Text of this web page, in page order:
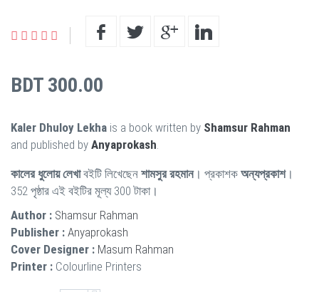
BDT 300.00
Kaler Dhuloy Lekha is a book written by Shamsur Rahman
and published by Anyaprokash
কালের ধুলোয় লেখাবইটি লিখেছেন শামসুর রহমান। প্রকাশক অন্যপ্রকাশ।
352 পৃষ্ঠার এই বইটির মূল্য 300 টাকা।
Author : Shamsur Rahman
Publisher : Anyaprokash
Cover Designer : Masum Rahman
Printer : Colourline Printers